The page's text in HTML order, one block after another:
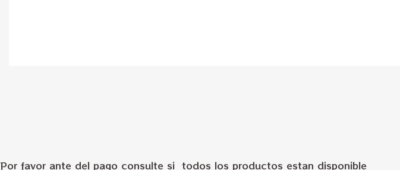
Por favor ante del pago consulte si todos los productos estan disponible